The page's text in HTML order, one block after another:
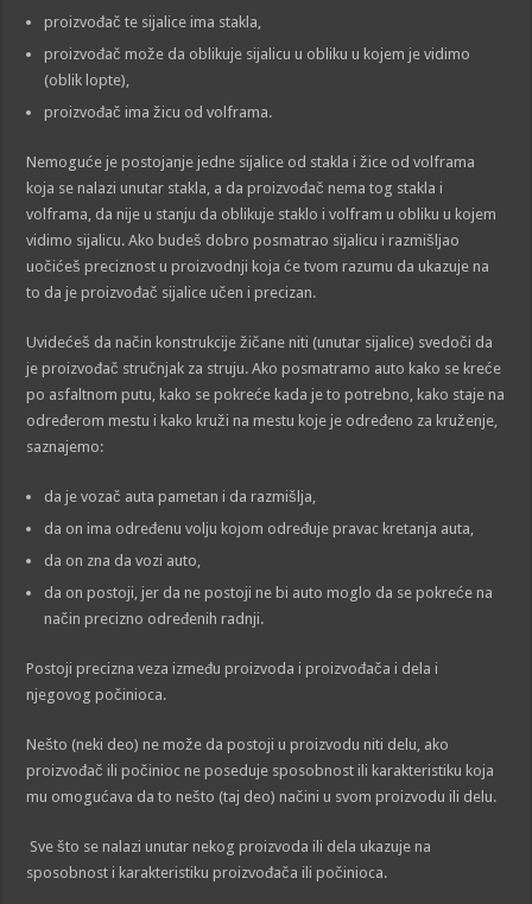
proizvođač te sijalice ima stakla,
proizvođač može da oblikuje sijalicu u obliku u kojem je vidimo
(oblik lopte),
proizvođač ima žicu od volframa.
Nemoguće je postojanje jedne sijalice od stakla i žice od volframa
koja se nalazi unutar stakla, a da proizvođač nema tog stakla i
volframa, da nije u stanju da oblikuje staklo i volfram u obliku u kojem
vidimo sijalicu. Ako budeš dobro posmatrao sijalicu i razmišljao
uočićeš preciznost u proizvodnji koja će tvom razumu da ukazuje na
to da je proizvođač sijalice učen i precizan.
Uvidećeš da način konstrukcije žičane niti (unutar sijalice) svedoči da
je proizvođač stručnjak za struju. Ako posmatramo auto kako se kreće
po asfaltnom putu, kako se pokreće kada je to potrebno, kako staje na
određerom mestu i kako kruži na mestu koje je određeno za kruženje,
saznajemo:
da je vozač auta pametan i da razmišlja,
da on ima određenu volju kojom određuje pravac kretanja auta,
da on zna da vozi auto,
da on postoji, jer da ne postoji ne bi auto moglo da se pokreće na
način precizno određenih radnji.
Postoji precizna veza između proizvoda i proizvođača i dela i
njegovog počinioca.
Nešto (neki deo) ne može da postoji u proizvodu niti delu, ako
proizvođač ili počinioc ne poseduje sposobnost ili karakteristiku koja
mu omogućava da to nešto (taj deo) načini u svom proizvodu ili delu.
Sve što se nalazi unutar nekog proizvoda ili dela ukazuje na
sposobnost i karakteristiku proizvođača ili počinioca.